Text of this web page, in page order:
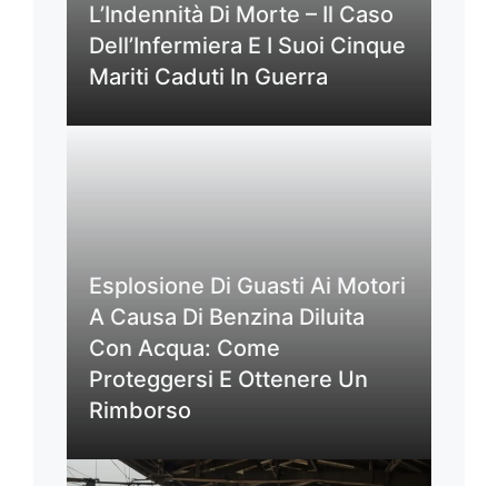
L’Indennità Di Morte – Il Caso
Dell’Infermiera E I Suoi Cinque
Mariti Caduti In Guerra
Esplosione Di Guasti Ai Motori
A Causa Di Benzina Diluita
Con Acqua: Come
Proteggersi E Ottenere Un
Rimborso